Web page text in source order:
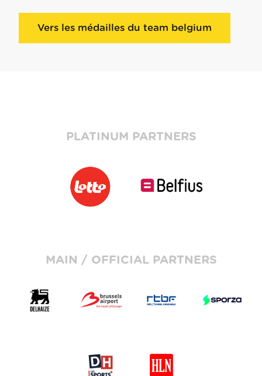
Vers les médailles du team belgium
PLATINUM PARTNERS
MAIN / OFFICIAL PARTNERS